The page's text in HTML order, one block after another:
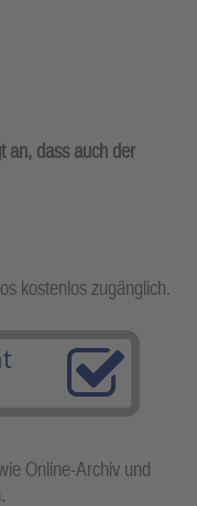
an, dass auch der
kostenlos zugänglich.
Online-Archiv und
.